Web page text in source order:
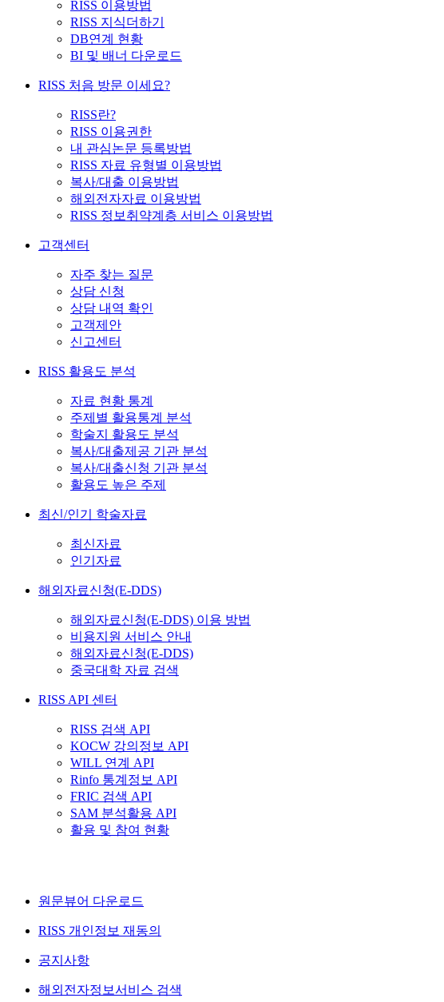
RISS 이용방법
RISS 지식더하기
DB연계 현황
BI 및 배너 다운로드
RISS 처음 방문 이세요?
RISS란?
RISS 이용권한
내 관심논문 등록방법
RISS 자료 유형별 이용방법
복사/대출 이용방법
해외전자자료 이용방법
RISS 정보취약계층 서비스 이용방법
고객센터
자주 찾는 질문
상담 신청
상담 내역 확인
고객제안
신고센터
RISS 활용도 분석
자료 현황 통계
주제별 활용통계 분석
학술지 활용도 분석
복사/대출제공 기관 분석
복사/대출신청 기관 분석
활용도 높은 주제
최신/인기 학술자료
최신자료
인기자료
해외자료신청(E-DDS)
해외자료신청(E-DDS) 이용 방법
비용지원 서비스 안내
해외자료신청(E-DDS)
중국대학 자료 검색
RISS API 센터
RISS 검색 API
KOCW 강의정보 API
WILL 연계 API
Rinfo 통계정보 API
FRIC 검색 API
SAM 분석활용 API
활용 및 참여 현황
원문뷰어 다운로드
RISS 개인정보 재동의
공지사항
해외전자정보서비스 검색